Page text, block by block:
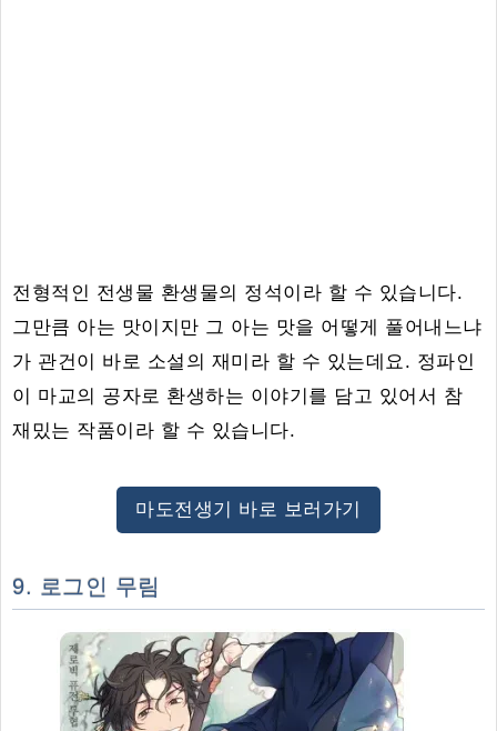
전형적인 전생물 환생물의 정석이라 할 수 있습니다.
그만큼 아는 맛이지만 그 아는 맛을 어떻게 풀어내느냐
가 관건이 바로 소설의 재미라 할 수 있는데요. 정파인
이 마교의 공자로 환생하는 이야기를 담고 있어서 참
재밌는 작품이라 할 수 있습니다.
마도전생기 바로 보러가기
9. 로그인 무림